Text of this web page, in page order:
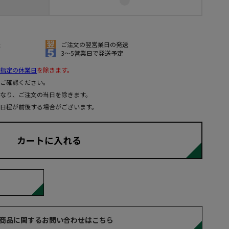
ご注文の翌営業日の発送
3～5営業日で発送予定
定の休業日を除きます。
確認ください。
、ご注文の当日を除きます。
が前後する場合がございます。
カートに入れる
品に関するお問い合わせはこちら